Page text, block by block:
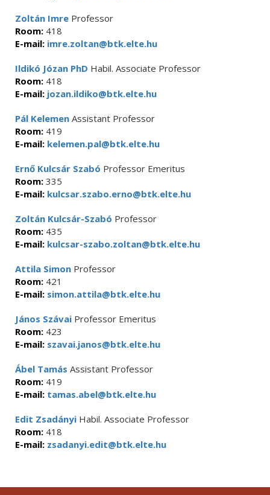
Zoltán Imre Professor
Room: 418
E-mail: imre.zoltan@btk.elte.hu
Ildikó Józan PhD Habil. Associate Professor
Room: 418
E-mail: jozan.ildiko@btk.elte.hu
Pál Kelemen Assistant Professor
Room: 419
E-mail: kelemen.pal@btk.elte.hu
Ernő Kulcsár Szabó Professor Emeritus
Room: 335
E-mail: kulcsar.szabo.erno@btk.elte.hu
Zoltán Kulcsár-Szabó Professor
Room: 435
E-mail: kulcsar-szabo.zoltan@btk.elte.hu
Attila Simon Professor
Room: 421
E-mail: simon.attila@btk.elte.hu
János Szávai Professor Emeritus
Room: 423
E-mail: szavai.janos@btk.elte.hu
Ábel Tamás Assistant Professor
Room: 419
E-mail: tamas.abel@btk.elte.hu
Edit Zsadányi Habil. Associate Professor
Room: 418
E-mail: zsadanyi.edit@btk.elte.hu